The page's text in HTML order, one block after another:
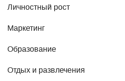
Личностный рост
Маркетинг
Образование
Отдых и развлечения